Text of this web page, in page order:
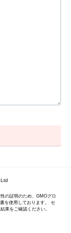
の証明のため、GMOグロ
を使用しております。 セ
果をご確認ください。